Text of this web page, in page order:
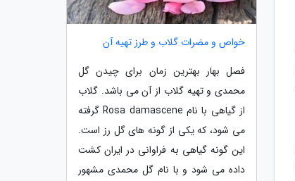
خواص و مضرات گلاب و طرز تهیه آن
فصل بهار بهترین زمان برای چیدن گل
محمدی و تهیه گلاب از آن می باشد. گلاب
از گیاهی با نام Rosa damascene گرفته
می شود، که یکی از گونه های گل رز است.
این گونه گیاهی به فراوانی در ایران کشت
داده می شود و با نام گل محمدی مشهور